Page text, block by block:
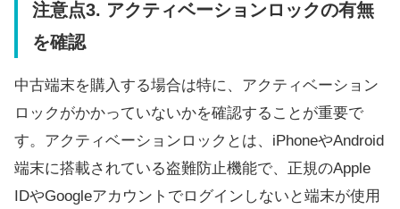
注意点3. アクティベーションロックの有無
を確認
中古端末を購入する場合は特に、アクティベーション
ロックがかかっていないかを確認することが重要で
す。アクティベーションロックとは、iPhoneやAndroid
端末に搭載されている盗難防止機能で、正規のApple
IDやGoogleアカウントでログインしないと端末が使用